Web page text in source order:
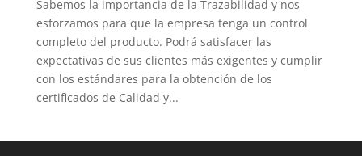
Sabemos la importancia de la Trazabilidad y nos
esforzamos para que la empresa tenga un control
completo del producto. Podrá satisfacer las
expectativas de sus clientes más exigentes y cumplir
con los estándares para la obtención de los
certificados de Calidad y...